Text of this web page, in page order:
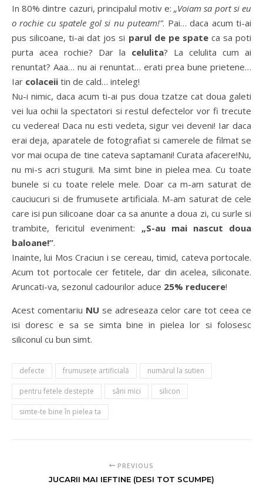
In 80% dintre cazuri, principalul motiv e:„Voiam sa port si eu
o rochie cu spatele gol si nu puteam!”. Pai… daca acum ti-ai
pus silicoane, ti-ai dat jos si parul de pe spateca sa poti
purta acea rochie? Dar la celulita? La celulita cum ai
renuntat? Aaa… nu ai renuntat… erati prea bune prietene…
Iar colaceii tin de cald… inteleg!
Nu-i nimic, daca acum ti-ai pus doua tzatze cat doua galeti
vei lua ochii la spectatori si restul defectelor vor fi trecute
cu vederea! Daca nu esti vedeta, sigur vei deveni! Iar daca
erai deja, aparatele de fotografiat si camerele de filmat se
vor mai ocupa de tine cateva saptamani! Curata afacere!Nu,
nu mi-s acri stugurii. Ma simt bine in pielea mea. Cu toate
bunele si cu toate relele mele. Doar ca m-am saturat de
cauciucuri si de frumusete artificiala. M-am saturat de cele
care isi pun silicoane doar ca sa anunte a doua zi, cu surle si
trambite, fericitul eveniment: „S-au mai nascut doua
baloane!”.
Inainte, lui Mos Craciun i se cereau, timid, cateva portocale.
Acum tot portocale cer fetitele, dar din acelea, siliconate.
Aruncati-va, sezonul cadourilor aduce 25% reducere!
Acest comentariu NU se adreseaza celor care tot ceea ce
isi doresc e sa se simta bine in pielea lor si folosesc
siliconul cu bun simt.
defecte frumuseţe artificială numărul la sutien
pentru fetele destepte sâni mici silicon
simte-te bine în pielea ta
PREVIOUS
JUCARII MAI IEFTINE (DESI TOT SCUMPE)